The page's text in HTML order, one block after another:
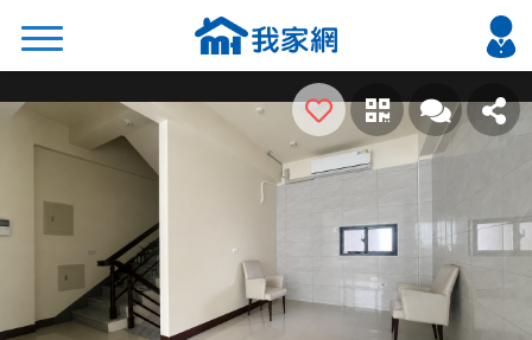
搜尋
2026 台北降價好屋限量釋出
2026 新北降價好屋限量釋出
2026 台中降價好屋限量釋出
2026 台南降價好屋限量釋出